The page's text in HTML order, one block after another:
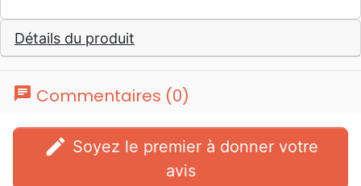
Détails du produit
chat Commentaires (0)
edit
avis